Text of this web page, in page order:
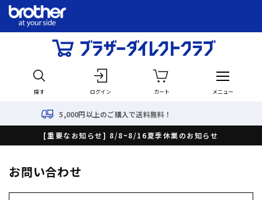
探す ログイン カート メニュー
5,000円以上のご購入で送料無料！
[重要なお知らせ] 8/8~8/16夏季休業のお知らせ
お問い合わせ